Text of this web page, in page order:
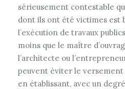
sérieusement contestable
dont ils ont été victimes est
l’exécution de travaux
moins que le maître
l’architecte ou
peuvent éviter le versement
en établissant, avec un